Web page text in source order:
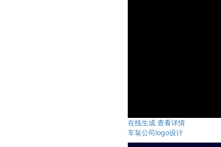
在线生成 查看详情
车翁公司logo设计